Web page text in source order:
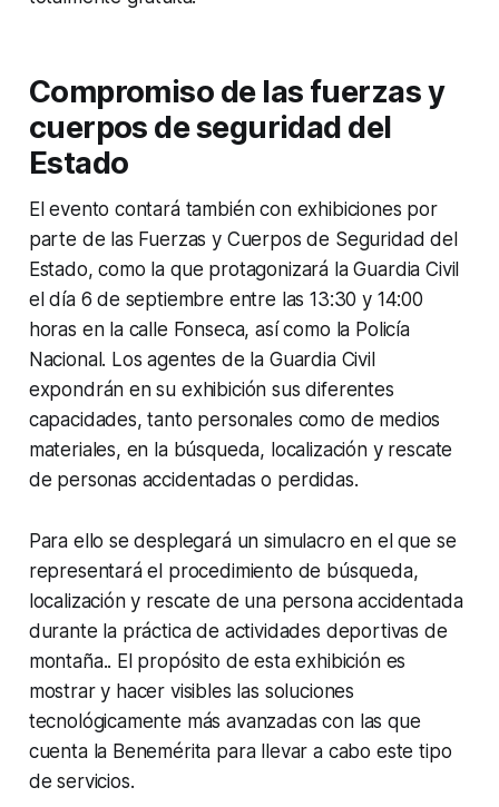
Compromiso de las fuerzas y
cuerpos de seguridad del
Estado
El evento contará también con exhibiciones por
parte de las Fuerzas y Cuerpos de Seguridad del
Estado, como la que protagonizará la Guardia Civil
el día 6 de septiembre entre las 13:30 y 14:00
horas en la calle Fonseca, así como la Policía
Nacional. Los agentes de la Guardia Civil
expondrán en su exhibición sus diferentes
capacidades, tanto personales como de medios
materiales, en la búsqueda, localización y rescate
de personas accidentadas o perdidas.
Para ello se desplegará un simulacro en el que se
representará el procedimiento de búsqueda,
localización y rescate de una persona accidentada
durante la práctica de actividades deportivas de
montaña.. El propósito de esta exhibición es
mostrar y hacer visibles las soluciones
tecnológicamente más avanzadas con las que
cuenta la Benemérita para llevar a cabo este tipo
de servicios.